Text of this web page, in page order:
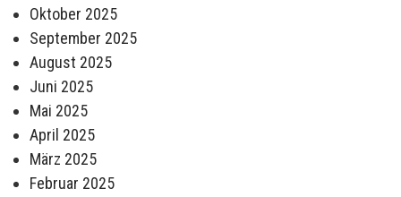
Oktober 2025
September 2025
August 2025
Juni 2025
Mai 2025
April 2025
März 2025
Februar 2025